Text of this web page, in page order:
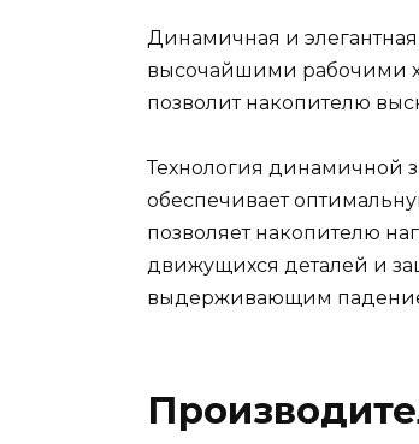
Динамичная и
высочайшими рабочими
позволит накопителю
Технология динамичной
обеспечивает
позволяет накопителю
движущихся деталей и
выдерживающим падение